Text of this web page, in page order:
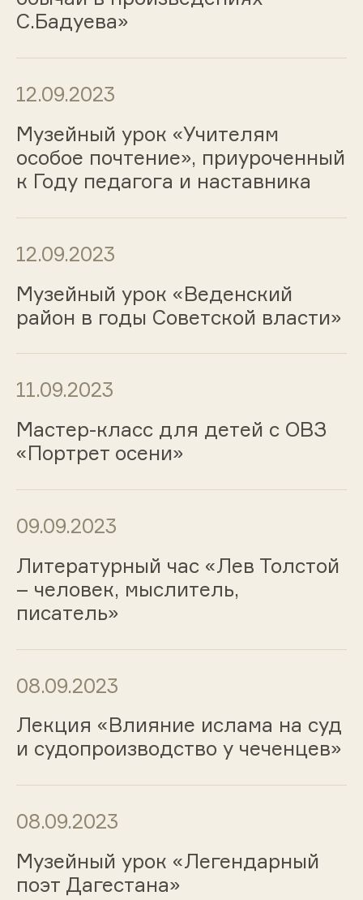
С.Бадуева»
12.09.2023
Музейный урок «Учителям
особое почтение», приуроченный
к Году педагога и наставника
12.09.2023
Музейный урок «Веденский
район в годы Советской власти»
11.09.2023
Мастер-класс для детей с ОВЗ
«Портрет осени»
09.09.2023
Литературный час «Лев Толстой
– человек, мыслитель,
писатель»
08.09.2023
Лекция «Влияние ислама на суд
и судопроизводство у чеченцев»
08.09.2023
Музейный урок «Легендарный
поэт Дагестана»